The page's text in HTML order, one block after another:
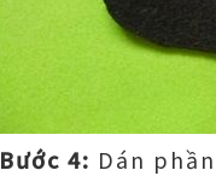
Bước 4: Dán